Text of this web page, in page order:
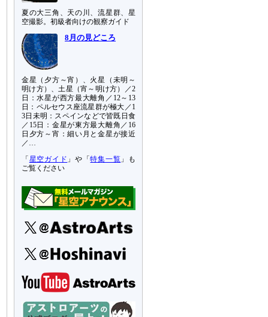
夏の大三角、天の川、流星群、星
空撮影。初級者向けの観察ガイド
8月の見どころ
金星（夕方～宵）、火星（未明～
明け方）、土星（宵～明け方）／2
日：水星が西方最大離角／12～13
日：ペルセウス座流星群が極大／1
3日未明：スペインなどで皆既日食
／15日：金星が東方最大離角／16
日夕方～宵：細い月と金星が接近
／…
「 星空ガイド 」や「特集一覧 」も
ご覧ください